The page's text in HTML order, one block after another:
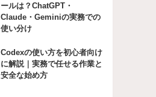
ールは？ChatGPT・
Claude・Geminiの実務での
使い分け
Codexの使い方を初心者向け
に解説｜実務で任せる作業と
安全な始め方